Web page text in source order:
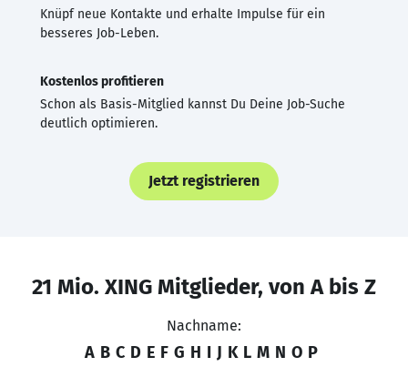
Knüpf neue Kontakte und erhalte Impulse für ein
besseres Job-Leben.
Kostenlos profitieren
Schon als Basis-Mitglied kannst Du Deine Job-Suche
deutlich optimieren.
Jetzt registrieren
21 Mio. XING Mitglieder, von A bis Z
Nachname:
A B C D E F G H I J K L M N O P